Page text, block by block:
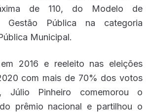
de 110, do Modelo de
Gestão Pública na categoria
Municipal.
2016 e reeleito nas eleições
com mais de 70% dos votos
Júlio Pinheiro comemorou o
prêmio nacional e partilhou o